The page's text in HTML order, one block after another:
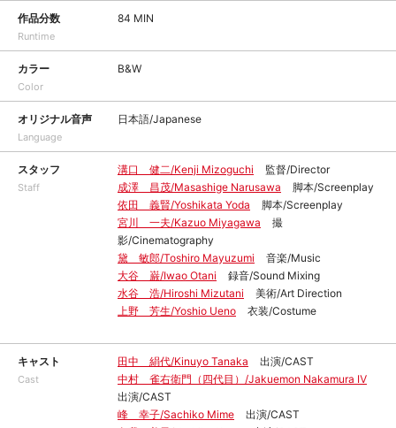
作品分数
Runtime
84 MIN
カラー
Color
B&W
オリジナル音声
Language
日本語/Japanese
スタッフ
Staff
溝口 健二/Kenji Mizoguchi
監督/Director
成澤 昌茂/Masashige Narusawa
脚本/Screenplay
依田 義賢/Yoshikata Yoda
脚本/Screenplay
宮川 一夫/Kazuo Miyagawa
撮
影/Cinematography
黛 敏郎/Toshiro Mayuzumi
音楽/Music
大谷 巌/Iwao Otani
録音/Sound Mixing
水谷 浩/Hiroshi Mizutani
美術/Art Direction
上野 芳生/Yoshio Ueno
衣装/Costume
キャスト
Cast
田中 絹代/Kinuyo Tanaka
出演/CAST
中村 雀右衛門（四代目）/Jakuemon Nakamura Ⅳ
出演/CAST
峰 幸子/Sachiko Mime
出演/CAST